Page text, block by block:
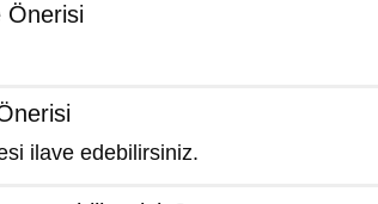
Önerisi
ilave edebilirsiniz.